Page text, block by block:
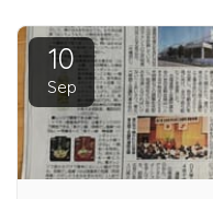
10
Sep